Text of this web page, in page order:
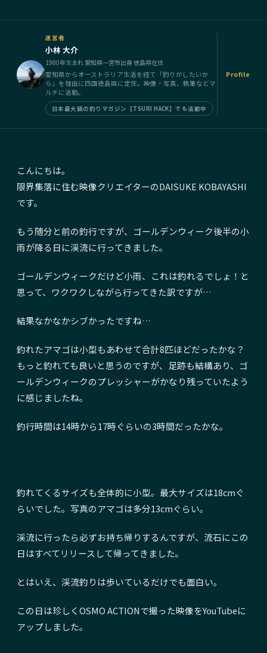
運営者
小林 大介
1980年生まれ 愛知県一宮市出身 徳島県在住
愛知県からオーストラリア生活を経て「釣りがしたいか
ら」を理由に四国徳島県に定住。映像・写真、執筆などマ
ルチに活動。
日本最大級の釣りマガジン【TSURI HACK】でも活動中
Profile
こんにちは。
限界集落に住む映像クリエイターのDAISUKE KOBAYASHI
です。
もう随分と前の釣行ですが、ゴールデンウィーク後半の小
雨が降る日に渓流に行ってきました。
ゴールデンウィークだけど小雨、これは釣れるでしょ！と
思って、ワクワクしながら行ってきた訳ですが…
結果なかなかシブかったですね…
釣れたアマゴは小型もあわせて合計8匹ほどだったかな？
もっと釣れても良いと思うのですが、足跡も結構あり、ゴ
ールデンウィークのプレッシャーがかなり残っていたよう
に感じましたね。
釣行時間は14時から17時ぐらいの3時間だったかな。
釣れてくるサイズも全体的に小型。最大サイズは18cmぐ
らいでした。写真のアマゴは多分13cmぐらい。
渓流に行ったら必ずお持ち帰りするんですが、流石にこの
日はすべてリリースして帰ってきました。
とはいえ、渓流釣りは歩いているだけでも面白い。
この日は珍しくOSMO ACTIONで撮った映像をYouTubeに
アップしました。